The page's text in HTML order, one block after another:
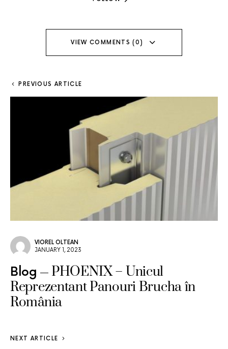
VIEW COMMENTS (0)
PREVIOUS ARTICLE
VIOREL OLTEAN
JANUARY 1, 2023
Blog
PHOENIX – Unicul
Reprezentant Panouri Brucha în
România
NEXT ARTICLE